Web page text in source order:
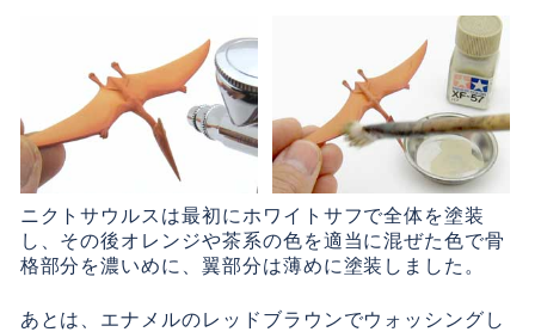
ニクトサウルスは最初にホワイトサフで全体を塗装
し、その後オレンジや茶系の色を適当に混ぜた色で骨
格部分を濃いめに、翼部分は薄めに塗装しました。
あとは、エナメルのレッドブラウンでウォッシングし